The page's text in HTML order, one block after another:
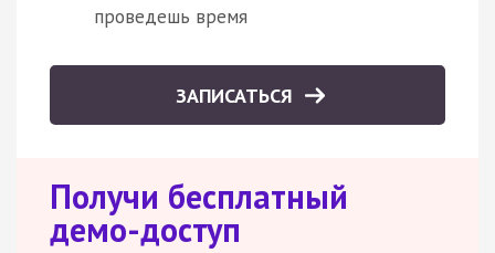
проведешь время
ЗАПИСАТЬСЯ
Получи бесплатный
демо-доступ